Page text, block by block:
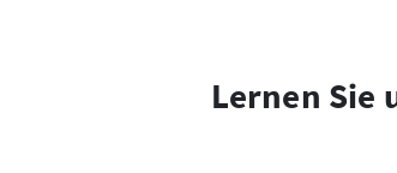
Lernen Sie